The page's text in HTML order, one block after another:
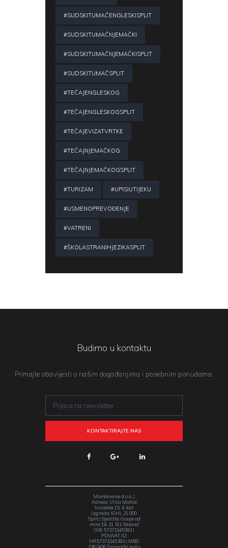
#SUDSKITUMAČENGLESKISPLIT
#SUDSKITUMAČNJEMAČKI
#SUDSKITUMAČNJEMAČKISPLIT
#SUDSKITUMAČSPLIT
#TEČAJENGLESKOG
#TEČAJENGLESKOGSPLIT
#TEČAJEVIZATVRTKE
#TEČAJNJEMAČKOG
#TEČAJNJEMAČKOGSPLIT
#TURIZAM #UPISIUTIJEKU
#USMENOPREVOĐENJE
#VATRENI
#ŠKOLASTRANIHJEZIKASPLIT
Budimo u kontaktu
Primajte obavijesti o našim događanjima i posebnim ponudama.
Montanense d.o.o. |
Adresa: Ulica Matice
hrvatske 15, 4. kat
(zgrada IGH), 21 000
Split | Sjedište: Gospe od
mira 19, 21 311 Stobreč
OIB: 57373245393 |
PDV/VAT ID:
HR57373245393 | MBS:
2362406 Trgovački sud u